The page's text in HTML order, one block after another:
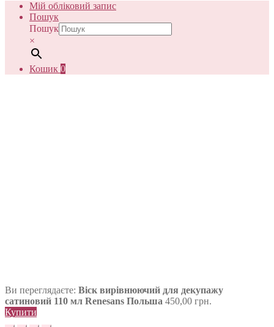
Мій обліковий запис
Пошук
Пошук
×
Кошик 0
Ви переглядаєте: Віск вирівнюючий для декупажу
сатиновий 110 мл Renesans Польша 450,00 грн.
Купити